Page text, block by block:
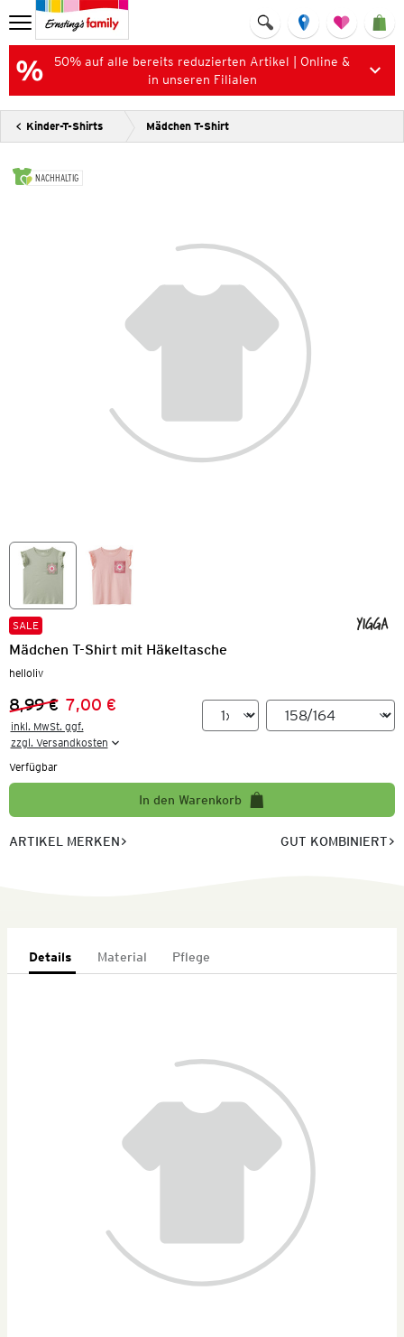
50% auf alle bereits reduzierten Artikel | Online &
in unseren Filialen
Kinder-T-Shirts Mädchen T-Shirt
NACHHALTIG
SALE
Mädchen T-Shirt mit Häkeltasche
helloliv
Vorheriger Preis:
8,99 €
Neuer Preis:
7,00 €
inkl. MwSt. ggf.
zzgl. Versandkosten
Verfügbar
In den Warenkorb
ARTIKEL MERKEN GUT KOMBINIERT
Details Material Pflege